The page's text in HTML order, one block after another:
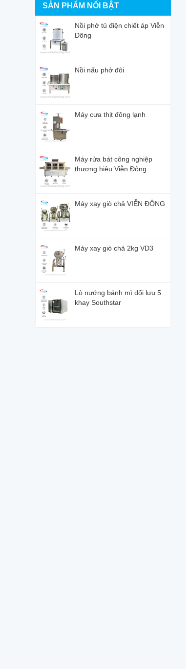
SẢN PHẨM NỔI BẬT
Nồi phở tủ điện chiết áp Viễn
Đông
Nồi nấu phở đôi
Máy cưa thịt đông lạnh
Máy rửa bát công nghiệp
thương hiệu Viễn Đông
Máy xay giò chả VIỄN ĐÔNG
Máy xay giò chả 2kg VD3
Lò nướng bánh mì đối lưu 5
khay Southstar